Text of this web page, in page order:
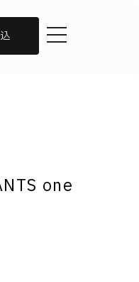
toggle navigation
one